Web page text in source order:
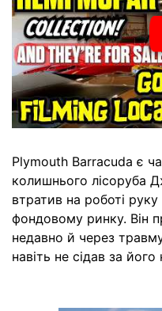
Plymouth Barracuda є
колишнього лісоруба
втратив на роботі
фондовому ринку. Він
недавно й через
навіть не сідав за